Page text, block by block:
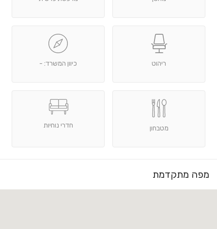
ריהוט כיוון המשרד: -
מטבחון חדרי נוחיות
מפה מתקדמת